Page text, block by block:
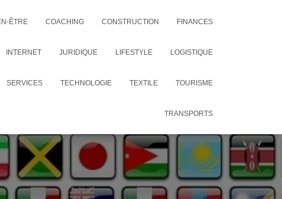
ÊTRE COACHING CONSTRUCTION FINANCES
INTERNET JURIDIQUE LIFESTYLE LOGISTIQUE
SERVICES TECHNOLOGIE TEXTILE TOURISME
TRANSPORTS